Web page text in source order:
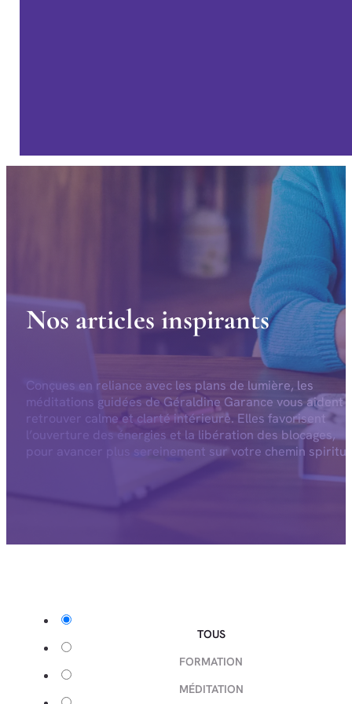
Nos articles inspirants
Conçues en reliance avec les plans de lumière, les
méditations guidées de Géraldine Garance vous aident
retrouver calme et clarté intérieure. Elles favorisent
l’ouverture des énergies et la libération des blocages,
pour avancer plus sereinement sur votre chemin
TOUS
FORMATION
MÉDITATION